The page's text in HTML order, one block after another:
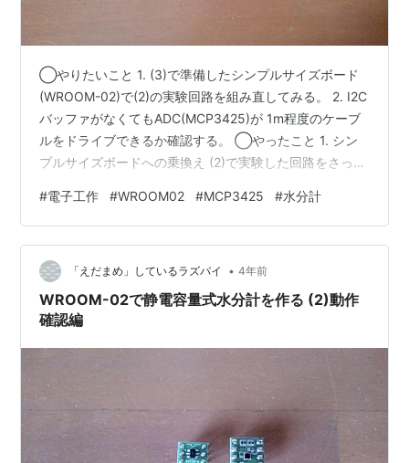
◯やりたいこと 1. (3)で準備したシンプルサイズボード
(WROOM-02)で(2)の実験回路を組み直してみる。 2. I2C
バッファがなくてもADC(MCP3425)が 1m程度のケーブ
ルをドライブできるか確認する。 ◯やったこと 1. シン
プルサイズボードへの乗換え (2)で実験した回路をさっそ
ではないのですが、電源回路まで含めてミニブレッドボ
ード上に組み上げられるのはさすがシンプルサイズで
す。 プローブを接続してデータを集めてみると前回の実
験と同様キチンとデータを送信してきます。乗換えは問
題なく成功です。 2. I2Cバッファなし…
#電子工作 #WROOM02 #MCP3425 #水分計
「えだまめ」しているラズパイ • 4年前
WROOM-02で静電容量式水分計を作る (2)動作
確認編